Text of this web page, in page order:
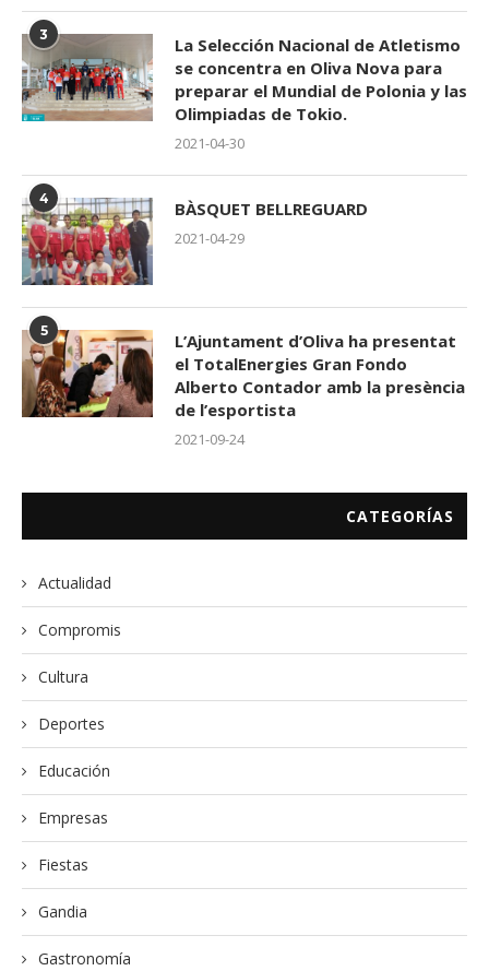
3
La Selección Nacional de Atletismo
se concentra en Oliva Nova para
preparar el Mundial de Polonia y las
Olimpiadas de Tokio.
2021-04-30
4 BÀSQUET BELLREGUARD
2021-04-29
5
L’Ajuntament d’Oliva ha presentat
el TotalEnergies Gran Fondo
Alberto Contador amb la presència
de l’esportista
2021-09-24
CATEGORÍAS
Actualidad
Compromis
Cultura
Deportes
Educación
Empresas
Fiestas
Gandia
Gastronomía